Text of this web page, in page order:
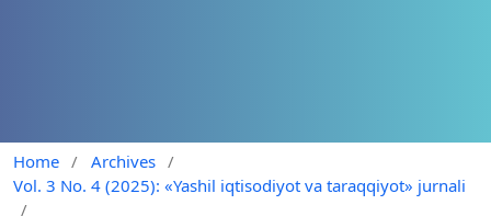
Home / Archives /
Vol. 3 No. 4 (2025): «Yashil iqtisodiyot va taraqqiyot» jurnali
/